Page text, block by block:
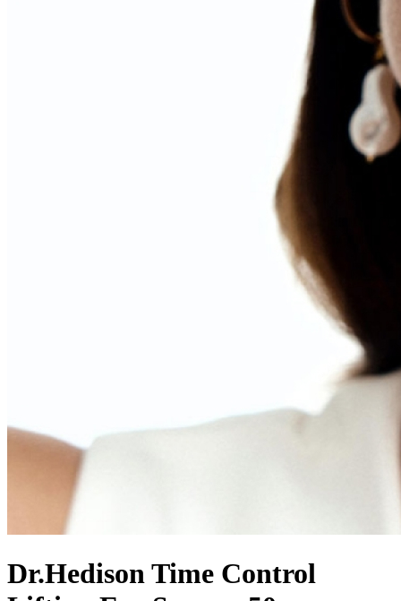
Dr.Hedison Time Control